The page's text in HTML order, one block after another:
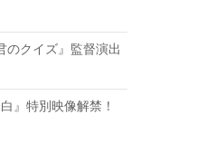
のクイズ』監督演出
』特別映像解禁！